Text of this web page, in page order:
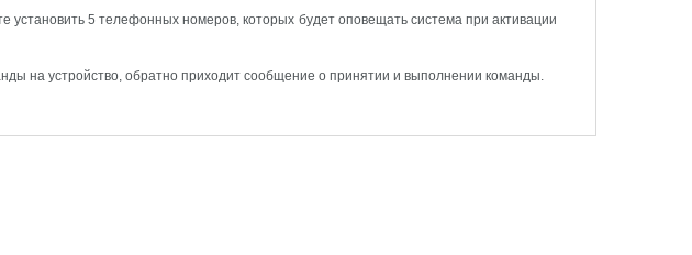
установить 5 телефонных номеров, которых будет оповещать система при активации
на устройство, обратно приходит сообщение о принятии и выполнении команды.